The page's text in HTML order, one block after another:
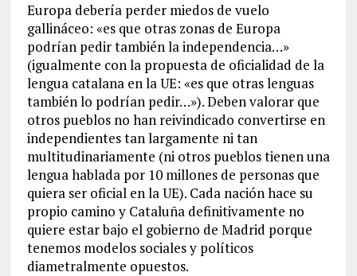
Europa debería perder miedos de vuelo
gallináceo: «es que otras zonas de Europa
podrían pedir también la independencia…»
(igualmente con la propuesta de oficialidad de la
lengua catalana en la UE: «es que otras lenguas
también lo podrían pedir…»). Deben valorar que
otros pueblos no han reivindicado convertirse en
independientes tan largamente ni tan
multitudinariamente (ni otros pueblos tienen una
lengua hablada por 10 millones de personas que
quiera ser oficial en la UE). Cada nación hace su
propio camino y Cataluña definitivamente no
quiere estar bajo el gobierno de Madrid porque
tenemos modelos sociales y políticos
diametralmente opuestos.